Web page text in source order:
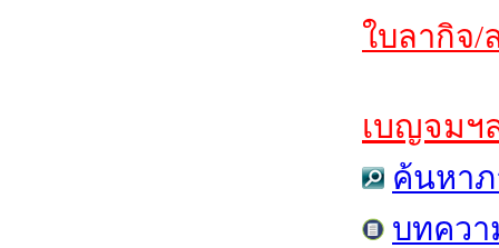
ใบลากิจ/
เบญจมฯ
ค้นหาภ
บทควา